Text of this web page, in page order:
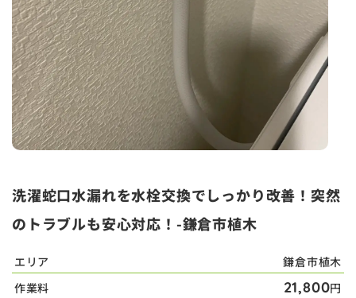
洗濯蛇口水漏れを水栓交換でしっかり改善！突然
のトラブルも安心対応！-鎌倉市植木
エリア
鎌倉市植木
作業料
21,800円